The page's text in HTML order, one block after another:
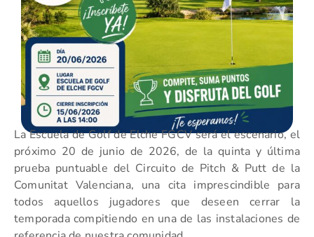
La Escuela de Golf de Elche FGCV será el escenario, el
próximo 20 de junio de 2026, de la quinta y última
prueba puntuable del Circuito de Pitch & Putt de la
Comunitat Valenciana, una cita imprescindible para
todos aquellos jugadores que deseen cerrar la
temporada compitiendo en una de las instalaciones de